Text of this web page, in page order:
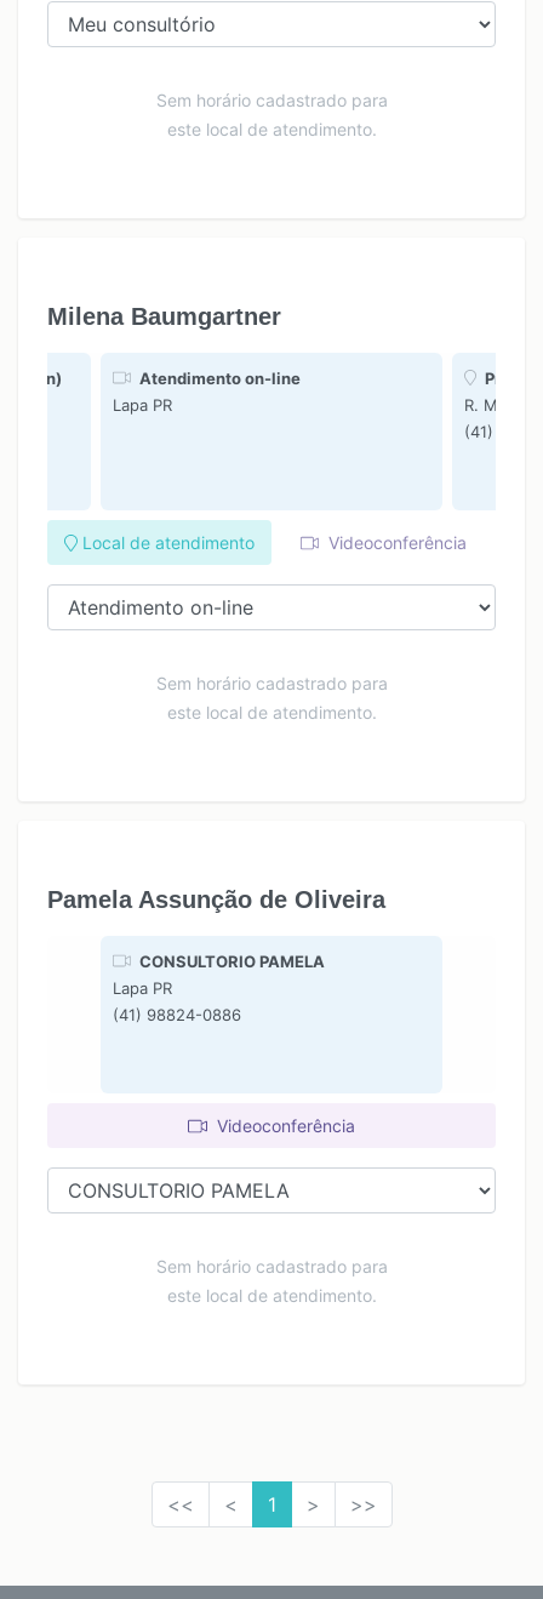
Sem horário cadastrado para
este local de atendimento.
Milena Baumgartner
Atendimento on-line
Lapa PR
R. Mal.
(41)
Local de atendimento Videoconferência
Sem horário cadastrado para
este local de atendimento.
Pamela Assunção de Oliveira
CONSULTORIO PAMELA
Lapa PR
(41) 98824-0886
Videoconferência
Sem horário cadastrado para
este local de atendimento.
<< < 1 > >>